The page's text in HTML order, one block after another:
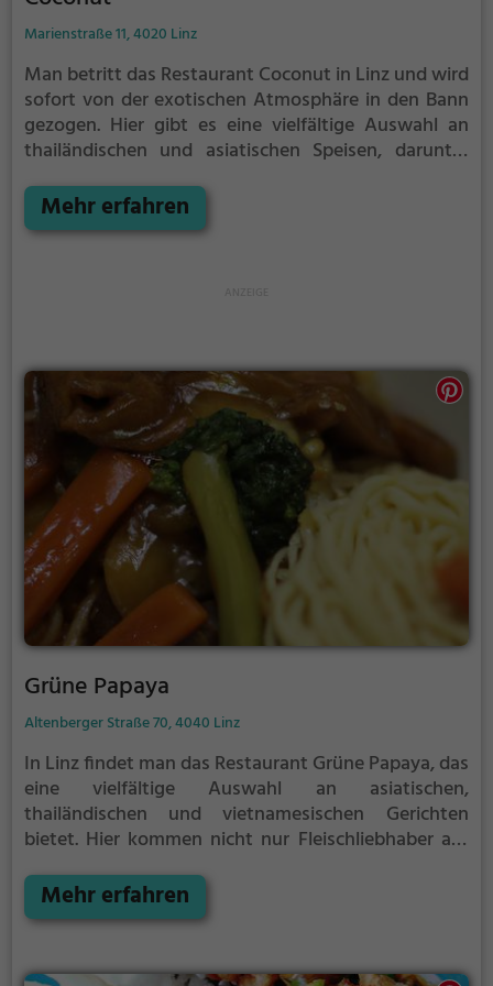
Marienstraße 11, 4020 Linz
Man betritt das Restaurant Coconut in Linz und wird
sofort von der exotischen Atmosphäre in den Bann
gezogen. Hier gibt es eine vielfältige Auswahl an
thailändischen und asiatischen Speisen, darunter
bietet eine große Auswahl an Currys und anderen
köstlichen Gerichten, die die Sinne verzaubern. Das
Mehr erfahren
Grüne Papaya
Altenberger Straße 70, 4040 Linz
In Linz findet man das Restaurant Grüne Papaya, das
eine vielfältige Auswahl an asiatischen,
thailändischen und vietnamesischen Gerichten
bietet. Hier kommen nicht nur Fleischliebhaber auf
mit einer großen Auswahl an vegetarischen und
veganen Speisen. Besonders beliebt sind die
Biogerichte. Dazu kann man exotische Cocktails
Mehr erfahren